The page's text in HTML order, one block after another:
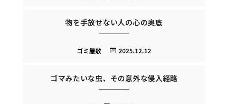
物を手放せない人の心の奥底
2025.12.12
ゴミ屋敷
ゴマみたいな虫、その意外な侵入経路